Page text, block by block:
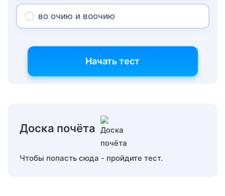
во очию и воочию
Начать тест
Доска почёта
Чтобы попасть сюда - пройдите тест.